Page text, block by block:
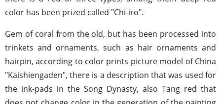
color has been prized called "Chi-iro".
Gem of coral from the old, but has been processed into
trinkets and ornaments, such as hair ornaments and
hairpin, according to color prints picture model of China
"Kaishiengaden", there is a description that was used for
the ink-pads in the Song Dynasty, also Tang red that